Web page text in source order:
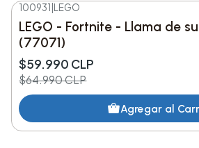
-8%DESC.
Nuevo
100931 LEGO
LEGO - Fortnite - Llama de
(77071)
$59.990 CLP
$64.990 CLP
Agregar al